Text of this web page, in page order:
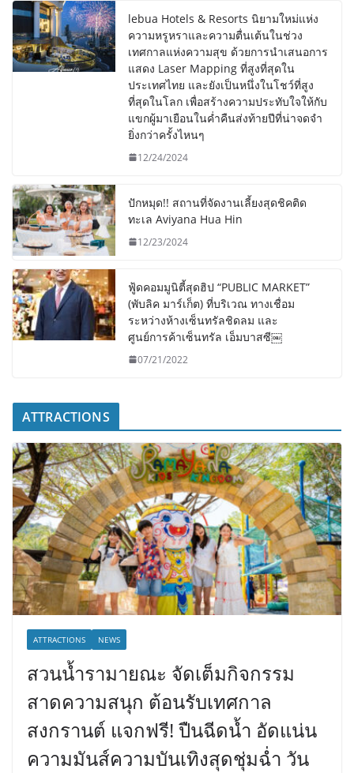
lebua Hotels & Resorts นิยามใหม่แห่ง
ความหรูหราและความตื่นเต้นในช่วง
เทศกาลแห่งความสุข ด้วยการนำเสนอการ
แสดง Laser Mapping ที่สูงที่สุดใน
ประเทศไทย และยังเป็นหนึ่งในโชว์ที่สูง
ที่สุดในโลก เพื่อสร้างความประทับใจให้กับ
แขกผู้มาเยือนในค่ำคืนส่งท้ายปีที่น่าจดจำ
ยิ่งกว่าครั้งไหนๆ
12/24/2024
ปักหมุด!! สถานที่จัดงานเลี้ยงสุดชิคติด
ทะเล Aviyana Hua Hin
12/23/2024
ฟู้ดคอมมูนิตี้สุดฮิป “PUBLIC MARKET”
(พับลิค มาร์เก็ต) ที่บริเวณ ทางเชื่อม
ระหว่างห้างเซ็นทรัลชิดลม และ
ศูนย์การค้าเซ็นทรัล เอ็มบาสซี￼
07/21/2022
ATTRACTIONS
ATTRACTIONS NEWS
สวนน้ำรามายณะ จัดเต็มกิจกรรม
สาดความสนุก ต้อนรับเทศกาล
สงกรานต์ แจกฟรี! ปืนฉีดน้ำ อัดแน่น
ความมันส์ความบันเทิงสุดชุ่มฉ่ำ วัน